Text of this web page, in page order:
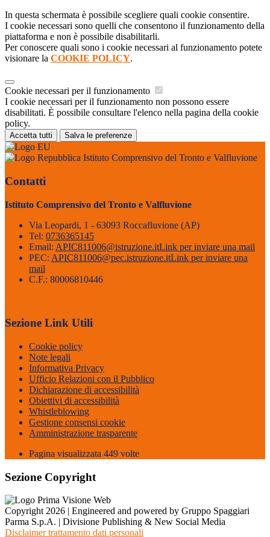
In questa schermata è possibile scegliere quali cookie consentire.
I cookie necessari sono quelli che consentono il funzionamento della
piattaforma e non è possibile disabilitarli.
Per conoscere quali sono i cookie necessari al funzionamento potete
visionare la COOKIE POLICY.
Cookie necessari per il funzionamento
I cookie necessari per il funzionamento non possono essere
disabilitati. È possibile consultare l'elenco nella pagina della cookie
policy.
Accetta tutti Salva le preferenze
Istituto Comprensivo del Tronto e Valfluvione
Contatti
Istituto Comprensivo del Tronto e Valfluvione
Via Leopardi, 1 - 63093 Roccafluvione (AP)
Tel: 0736365145
Email: APIC811006@istruzione.itLink per inviare una mail
PEC: APIC811006@pec.istruzione.itLink per inviare una
mail
C.F.: 80006810446
Sezione Link Utili
Cookie policy
Note legali
Informativa Privacy
Ufficio Relazioni con il Pubblico
Dichiarazione di accessibilità
Obiettivi di accessibilità
Whistleblowing
Gestione consensi cookie
Amministrazione trasparente
Pagina visualizzata 449 volte
Sezione Copyright
Copyright 2026 | Engineered and powered by Gruppo Spaggiari
Parma S.p.A. | Divisione Publishing & New Social Media
Disclaimer trattamento dati personali